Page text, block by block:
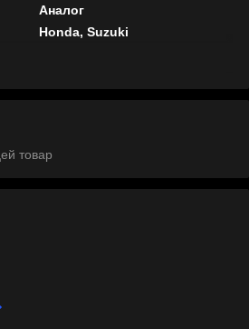
Аналог
Honda, Suzuki
товар